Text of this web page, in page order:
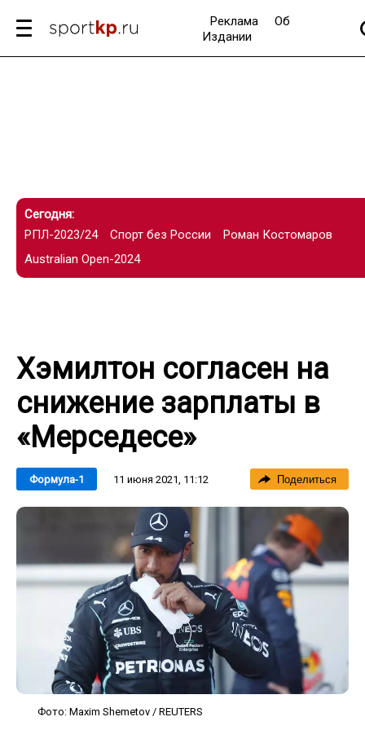
Реклама
Об
Издании
Сегодня:
РПЛ-2023/24
Спорт без России
Роман Костомаров
Australian Open-2024
Хэмилтон согласен на
снижение зарплаты в
«Мерседесе»
Формула-1 11 июня 2021, 11:12 Поделиться
Фото: Maxim Shemetov / REUTERS